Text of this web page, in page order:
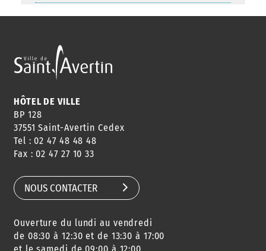
ANNUAIRE
HORAIRES
CONSEILS
DE QUARTIER
AGENDA
DES SORTIES
URBANISME
HÔTEL DE VILLE
BP 128
37551 Saint-Avertin Cedex
Tel : 02 47 48 48 48
Fax : 02 47 27 10 33
NOUS CONTACTER
Ouverture du lundi au vendredi
de 08:30 à 12:30 et de 13:30 à 17:00